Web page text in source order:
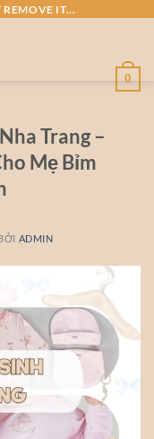
REMOVE IT...
0
Trang –
Mẹ Bỉm
ADMIN